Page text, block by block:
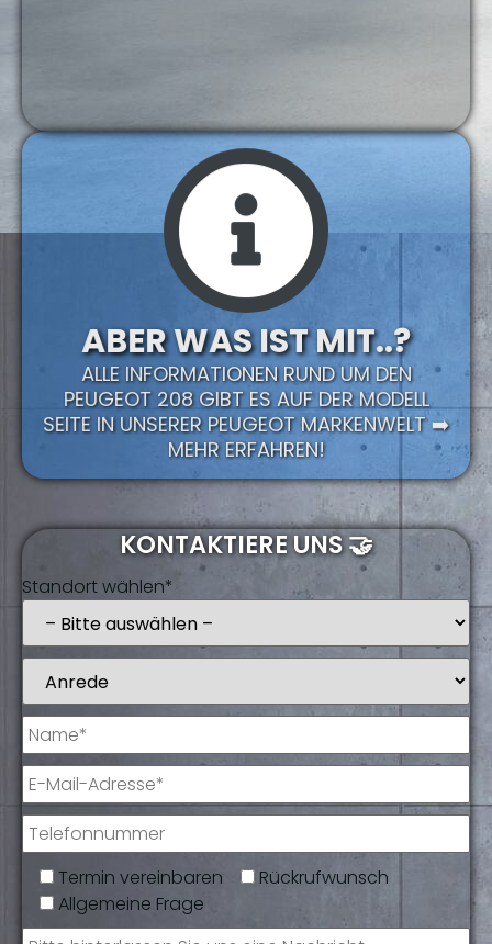
ABER WAS IST MIT..?
ALLE INFORMATIONEN RUND UM DEN
PEUGEOT 208 GIBT ES AUF DER MODELL
SEITE IN UNSERER PEUGEOT MARKENWELT ➡️
MEHR ERFAHREN!
KONTAKTIERE UNS 🤝
Standort wählen*
Termin vereinbaren
Rückrufwunsch
Allgemeine Frage